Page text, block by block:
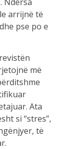
arrijnë të
pse po e
më
Ata
si “stres”,
të